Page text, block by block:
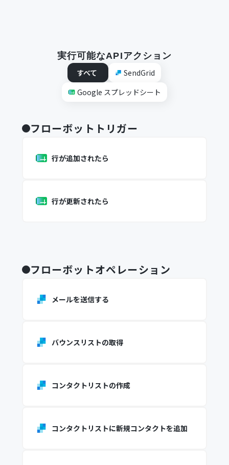
実行可能なAPIアクション
すべて
SendGrid
Google スプレッドシート
フローボットトリガー
行が追加されたら
行が更新されたら
フローボットオペレーション
メールを送信する
バウンスリストの取得
コンタクトリストの作成
コンタクトリストに新規コンタクトを追加